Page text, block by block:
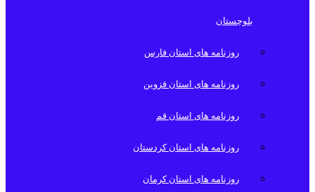
بلوچستان
روزنامه های استان فارس
روزنامه های استان قزوین
روزنامه های استان قم
روزنامه های استان کردستان
روزنامه های استان کرمان